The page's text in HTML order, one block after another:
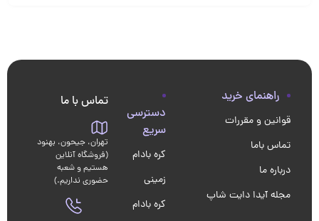
راهنمای خرید
قوانین و مقررات
تماس باما
درباره ما
مجله آیدا دایت شاپ
دسترسی
سریع
کره بادام
زمینی
کره بادام
تماس با ما
تهران، جیحون، بهنود
(فروشگاه آنلاین
هستیم و شعبه
حضوری نداریم.)